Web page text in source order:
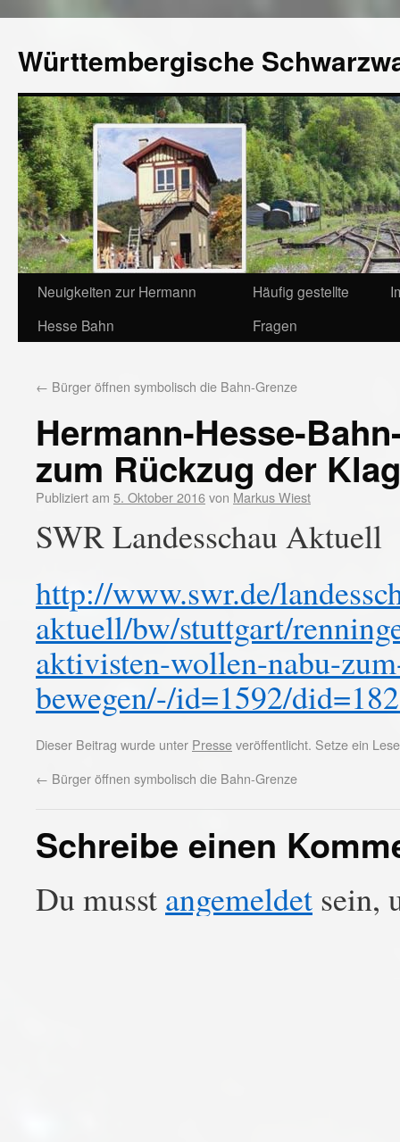
Württembergische
Neuigkeiten zur Hermann
Hesse Bahn
Häufig gestellte
Fragen
← Bürger öffnen symbolisch die Bahn-Grenze
Hermann-Hesse-
zum Rückzug der
Publiziert am 5. Oktober 2016von Markus Wiest
SWR Landesschau Aktuell
http://www.swr.de/
aktuell/bw/stuttgart/
aktivisten-wollen-nabu-
bewegen/-/id=1592/
Dieser Beitrag wurde unter Presseveröffentlicht. Setze ein
← Bürger öffnen symbolisch die Bahn-Grenze
Schreibe einen
Du musst angemeldet sein,